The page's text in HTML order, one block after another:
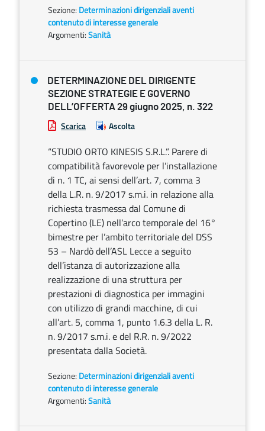
Sezione: Determinazioni dirigenziali aventi
contenuto di interesse generale
Argomenti:Sanità
DETERMINAZIONE DEL DIRIGENTE
SEZIONE STRATEGIE E GOVERNO
DELL’OFFERTA 29 giugno 2025, n. 322
Scarica Ascolta
“STUDIO ORTO KINESIS S.R.L.”. Parere di
compatibilità favorevole per l’installazione
di n. 1 TC, ai sensi dell’art. 7, comma 3
della L.R. n. 9/2017 s.m.i. in relazione alla
richiesta trasmessa dal Comune di
Copertino (LE) nell’arco temporale del 16°
bimestre per l’ambito territoriale del DSS
53 – Nardò dell’ASL Lecce a seguito
dell’istanza di autorizzazione alla
realizzazione di una struttura per
prestazioni di diagnostica per immagini
con utilizzo di grandi macchine, di cui
all’art. 5, comma 1, punto 1.6.3 della L. R.
n. 9/2017 s.m.i. e del R.R. n. 9/2022
presentata dalla Società.
Sezione: Determinazioni dirigenziali aventi
contenuto di interesse generale
Argomenti:Sanità